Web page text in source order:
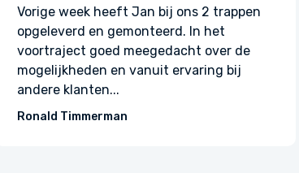
Vorige week heeft Jan bij ons 2 trappen
opgeleverd en gemonteerd. In het
voortraject goed meegedacht over de
mogelijkheden en vanuit ervaring bij
andere klanten...
Ronald Timmerman